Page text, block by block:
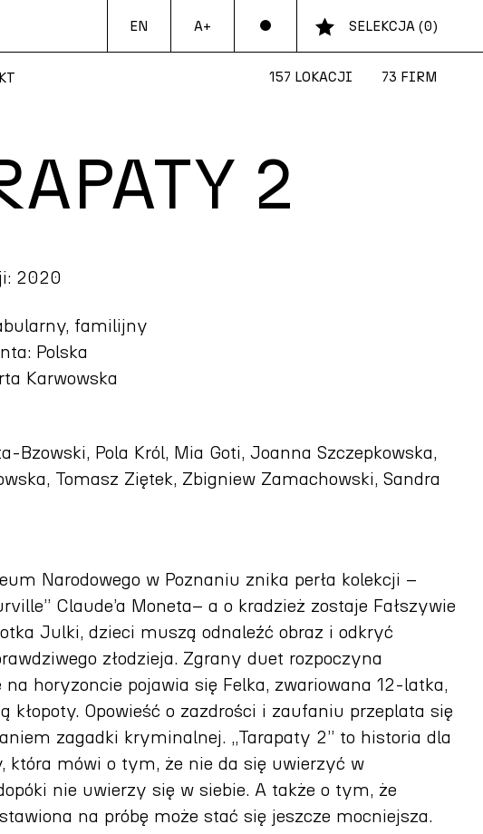
EN A+ SELEKCJA (0)
157 LOKACJI 73 FIRM
2
2020
familijny
Polska
Karwowska
Bzowski, Pola Król, Mia Goti, Joanna Szczepkowska,
Tomasz Ziętek, Zbigniew Zamachowski, Sandra
Narodowego w Poznaniu znika perła kolekcji –
Claude’a Moneta– a o kradzież zostaje Fałszywie
Julki, dzieci muszą odnaleźć obraz i odkryć
złodzieja. Zgrany duet rozpoczyna
na horyzoncie pojawia się Felka, zwariowana 12-latka,
kłopoty. Opowieść o zazdrości i zaufaniu przeplata się
zagadki kryminalnej. „Tarapaty 2” to historia dla
która mówi o tym, że nie da się uwierzyć w
nie uwierzy się w siebie. A także o tym, że
na próbę może stać się jeszcze mocniejsza.